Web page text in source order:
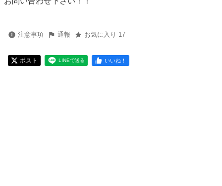
注意事項 通報 お気に入り 17
ポスト LINEで送る いいね！